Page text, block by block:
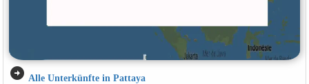
arrow_circle_right Alle Unterkünfte in Pattaya